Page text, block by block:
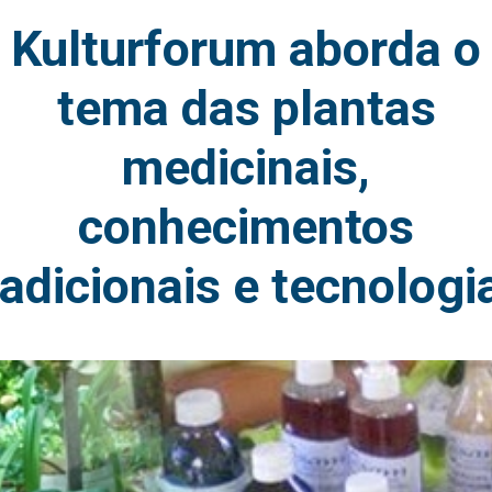
Kulturforum aborda o
tema das plantas
medicinais,
conhecimentos
e